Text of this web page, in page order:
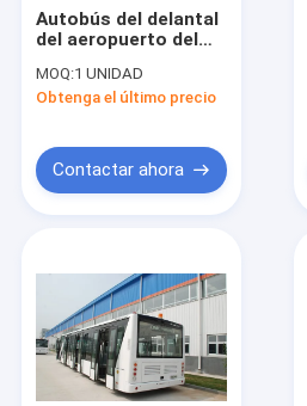
Productos
Sobre nosotros
Viaje de la fábrica
Autobús del delantal
del aeropuerto del
movimientos,
coches del
MOQ:1 UNIDAD
Obtenga el último precio
Contactar ahora